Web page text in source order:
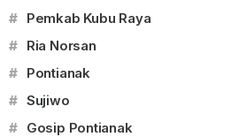
# Pemkab Kubu Raya
# Ria Norsan
# Pontianak
# Sujiwo
# Gosip Pontianak